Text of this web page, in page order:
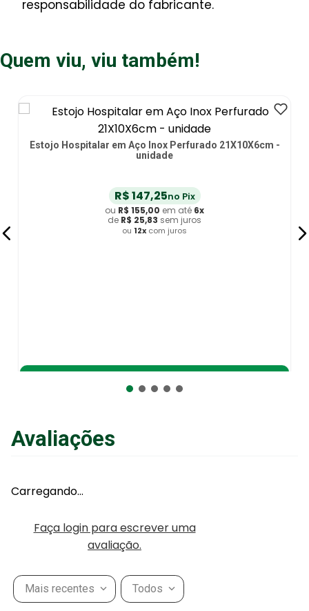
responsabilidade do fabricante.
Quem viu, viu também!
Estojo Hospitalar em Aço Inox Perfurado 21X10X6cm -
unidade
R$147,25no Pix
ou R$ 155,00 em até 6x
de R$ 25,83 sem juros
ou 12x com juros
Avaliações
Carregando…
Faça login para escrever uma
avaliação.
Mais recentes Todos